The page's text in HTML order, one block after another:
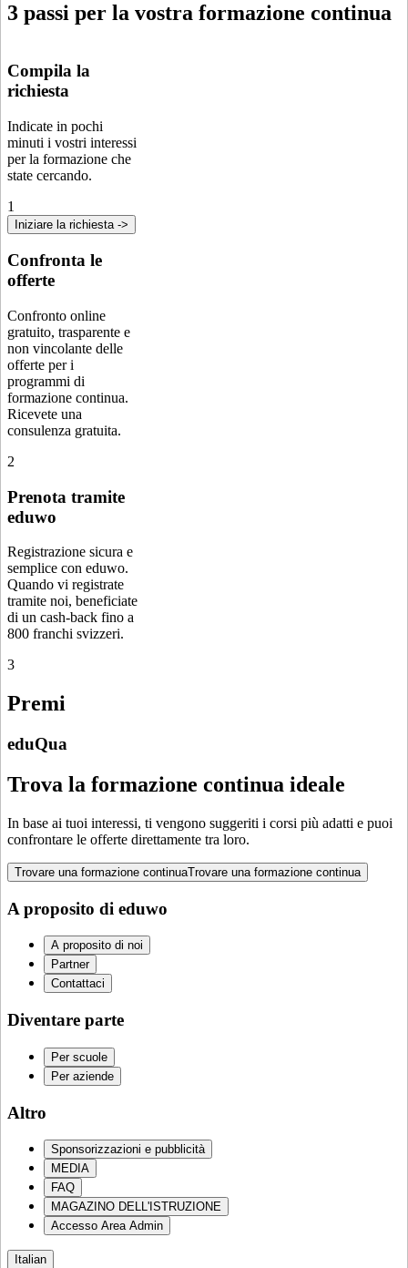
3 passi per la vostra formazione continua
Compila la
richiesta
Indicate in pochi
minuti i vostri interessi
per la formazione che
state cercando.
1
Iniziare la richiesta ->
Confronta le
offerte
Confronto online
gratuito, trasparente e
non vincolante delle
offerte per i
programmi di
formazione continua.
Ricevete una
consulenza gratuita.
2
Prenota tramite
eduwo
Registrazione sicura e
semplice con eduwo.
Quando vi registrate
tramite noi, beneficiate
di un cash-back fino a
800 franchi svizzeri.
3
Premi
eduQua
Trova la formazione continua ideale
In base ai tuoi interessi, ti vengono suggeriti i corsi più adatti e puoi
confrontare le offerte direttamente tra loro.
Trovare una formazione continuaTrovare una formazione continua
A proposito di eduwo
A proposito di noi
Partner
Contattaci
Diventare parte
Per scuole
Per aziende
Altro
Sponsorizzazioni e pubblicità
MEDIA
FAQ
MAGAZINO DELL'ISTRUZIONE
Accesso Area Admin
Italian